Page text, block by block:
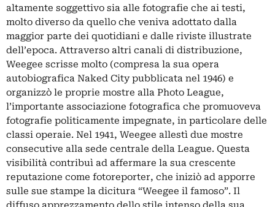
altamente soggettivo sia alle fotografie che ai testi,
molto diverso da quello che veniva adottato dalla
maggior parte dei quotidiani e dalle riviste illustrate
dell’epoca. Attraverso altri canali di distribuzione,
Weegee scrisse molto (compresa la sua opera
autobiografica Naked City pubblicata nel 1946) e
organizzò le proprie mostre alla Photo League,
l’importante associazione fotografica che promuoveva
fotografie politicamente impegnate, in particolare delle
classi operaie. Nel 1941, Weegee allestì due mostre
consecutive alla sede centrale della League. Questa
visibilità contribuì ad affermare la sua crescente
reputazione come fotoreporter, che iniziò ad apporre
sulle sue stampe la dicitura “Weegee il famoso”. Il